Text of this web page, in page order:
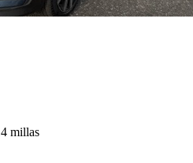
millas